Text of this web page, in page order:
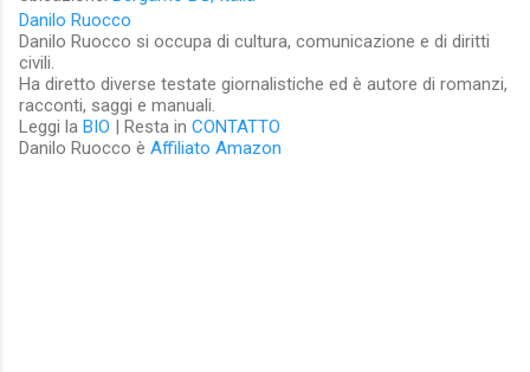
Danilo Ruocco
Danilo Ruocco si occupa di cultura, comunicazione e di diritti
civili.
Ha diretto diverse testate giornalistiche ed è autore di romanzi,
racconti, saggi e manuali.
Leggi la BIO | Resta in CONTATTO
Danilo Ruocco è Affiliato Amazon